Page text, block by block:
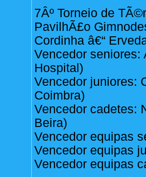
7Âº Torneio de
PavilhÃ£o
Cordinha â€“
Vencedor seniores:
Hospital)
Vencedor juniores:
Coimbra)
Vencedor cadetes:
Beira)
Vencedor equipas
Vencedor equipas
Vencedor equipas